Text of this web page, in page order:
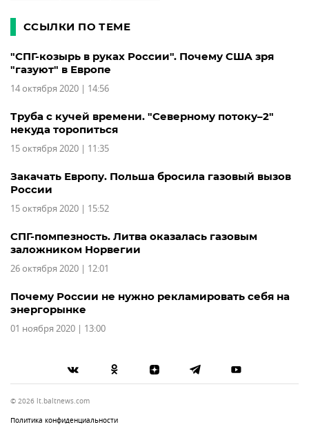
ССЫЛКИ ПО ТЕМЕ
"СПГ-козырь в руках России". Почему США зря
"газуют" в Европе
14 октября 2020 | 14:56
Труба с кучей времени. "Северному потоку–2"
некуда торопиться
15 октября 2020 | 11:35
Закачать Европу. Польша бросила газовый вызов
России
15 октября 2020 | 15:52
СПГ-помпезность. Литва оказалась газовым
заложником Норвегии
26 октября 2020 | 12:01
Почему России не нужно рекламировать себя на
энергорынке
01 ноября 2020 | 13:00
© 2026 lt.baltnews.com
Политика конфиденциальности